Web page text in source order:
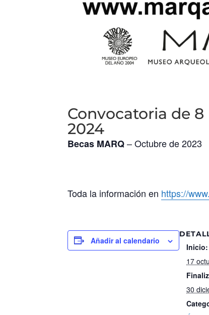
Convocatoria de 8
2024
Becas MARQ– Octubre de 2023
Toda la información en https://
Añadir al calendario
Inicio:
17
30